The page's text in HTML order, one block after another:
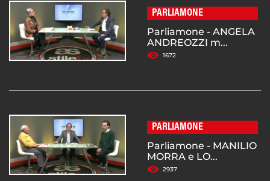
PARLIAMONE
Parliamone - ANGELA
ANDREOZZI m...
1672
PARLIAMONE
Parliamone - MANILIO
MORRA e LO...
2937